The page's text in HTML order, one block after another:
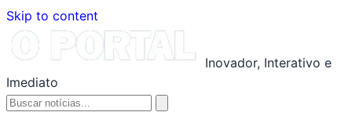
Skip to content
Inovador, Interativo e
Imediato